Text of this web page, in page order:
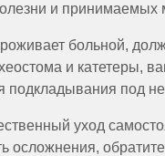
и принимаемых
больной,
и катетеры,
подкладывания под
уход
осложнения,